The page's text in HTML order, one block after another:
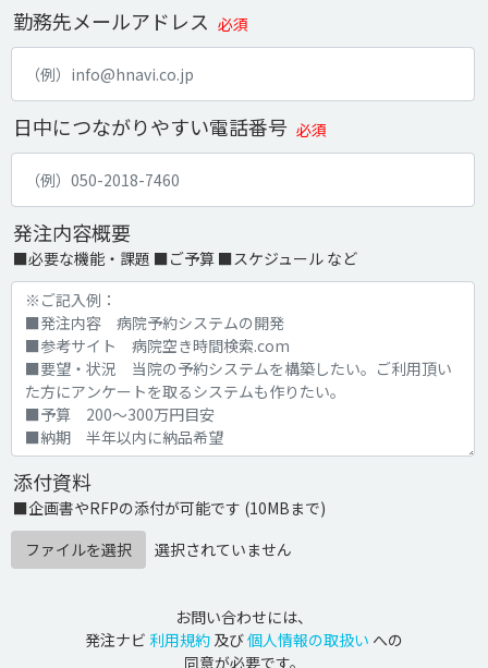
勤務先メールアドレス 必須
日中につながりやすい電話番号 必須
発注内容概要
■必要な機能・課題 ■ご予算 ■スケジュール など
添付資料
■企画書やRFPの添付が可能です (10MBまで)
ファイルを選択
選択されていません
お問い合わせには、
発注ナビ 利用規約 及び個人情報の取扱い への
同意が必要です。